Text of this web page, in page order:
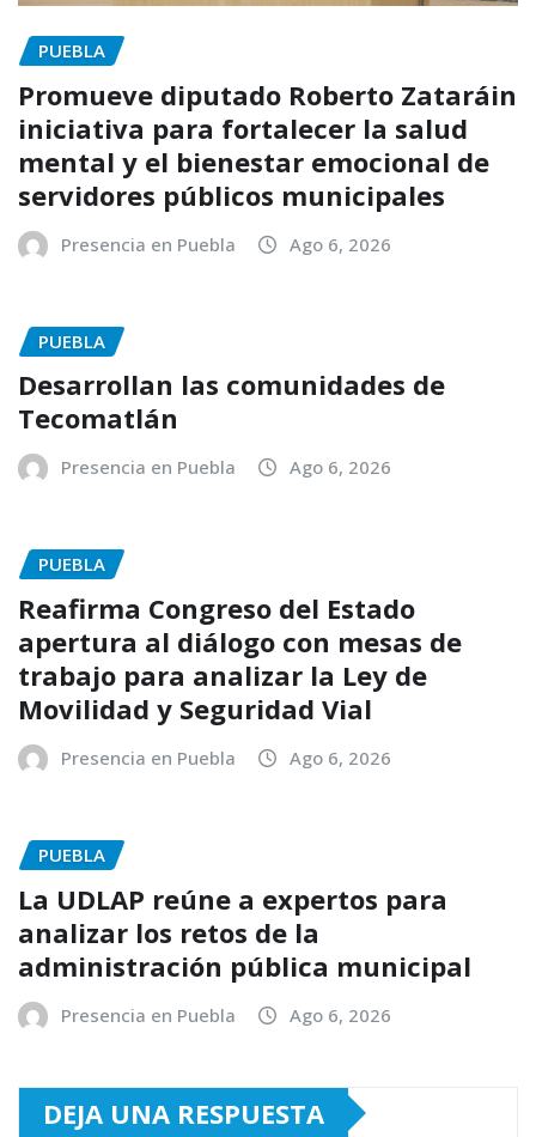
PUEBLA
Promueve diputado Roberto Zataráin
iniciativa para fortalecer la salud
mental y el bienestar emocional de
servidores públicos municipales
Presencia en Puebla Ago 6, 2026
PUEBLA
Desarrollan las comunidades de
Tecomatlán
Presencia en Puebla Ago 6, 2026
PUEBLA
Reafirma Congreso del Estado
apertura al diálogo con mesas de
trabajo para analizar la Ley de
Movilidad y Seguridad Vial
Presencia en Puebla Ago 6, 2026
PUEBLA
La UDLAP reúne a expertos para
analizar los retos de la
administración pública municipal
Presencia en Puebla Ago 6, 2026
DEJA UNA RESPUESTA